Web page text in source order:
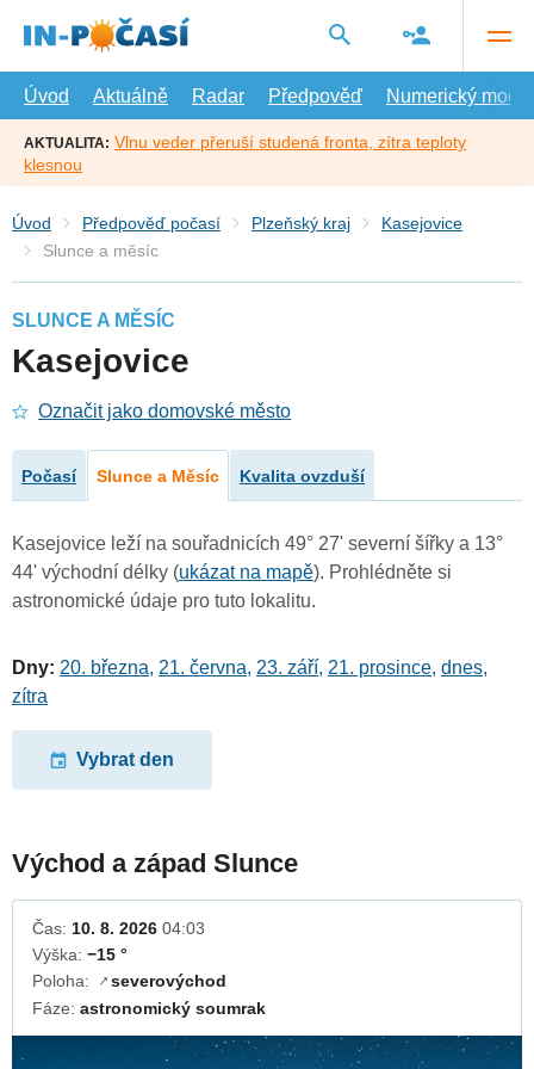
hlavní
Úvod
Aktuálně Radar Předpověď Numerický model
AKTUALITA: Vlnu veder přeruší studená fronta, zítra teploty
klesnou
Úvod Předpověď počasí Plzeňský kraj
Kasejovice
Slunce a měsíc
SLUNCE A MĚSÍC
Kasejovice
Označit jako domovské město
Počasí Slunce a Měsíc Kvalita ovzduší
Kasejovice leží na souřadnicích 49° 27' severní šířky a 13°
44' východní délky (ukázat na mapě). Prohlédněte si
astronomické údaje pro tuto lokalitu.
Dny: 20. března, 21. června, 23. září, 21. prosince, dnes,
zítra
Vybrat den
Východ a západ Slunce
Čas: 10. 8. 2026 04:03
Výška: −15 °
Poloha:
↓severovýchod
Fáze: astronomický soumrak